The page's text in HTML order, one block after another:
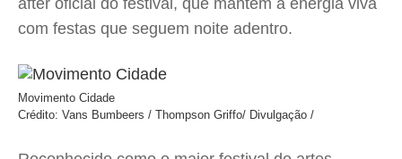
after oficial do festival, que mantém a energia viva
com festas que seguem noite adentro.
Movimento Cidade
Crédito: Vans Bumbeers / Thompson Griffo/ Divulgação /